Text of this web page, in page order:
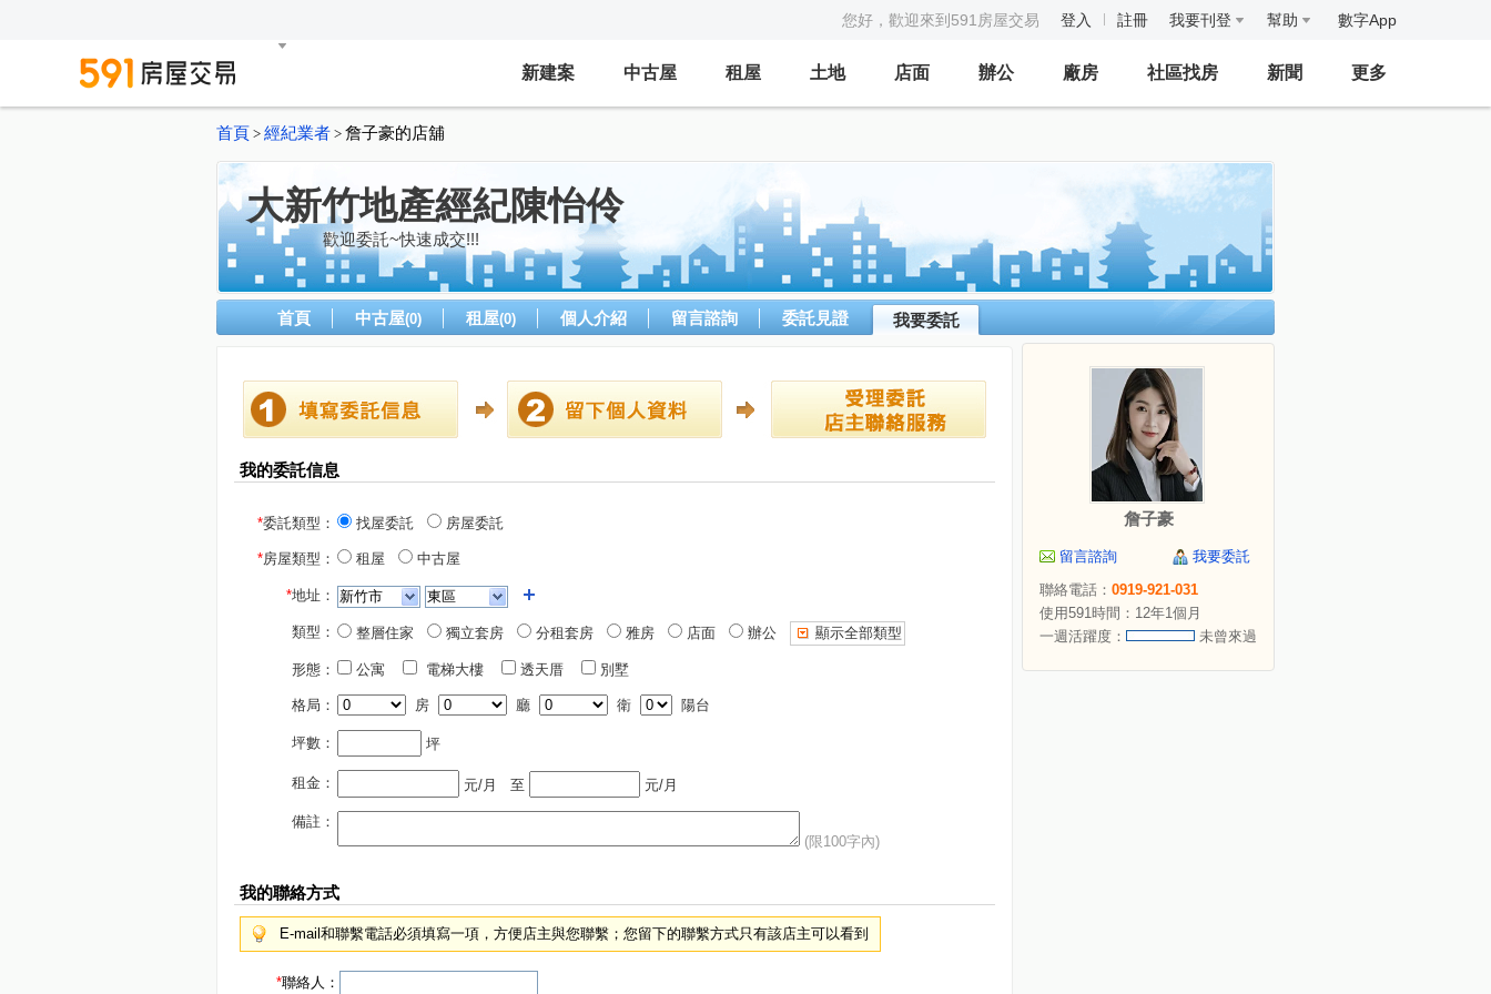
您好，歡迎來到591房屋交易 登入 註冊 我要刊登 幫助 數字App
新建案 中古屋 租屋 土地 店面 辦公 廠房 社區找房 新聞 更多
首頁 > 經紀業者 > 詹子豪的店舖
大新竹地產經紀陳怡伶
歡迎委託~快速成交!!!
首頁 中古屋(0) 租屋(0) 個人介紹 留言諮詢 委託見證 我要委託
我的委託信息
*委託類型： 找屋委託 房屋委託
*房屋類型： 租屋 中古屋
*地址：
類型： 整層住家 獨立套房 分租套房 雅房 店面 辦公 顯示全部類型
形態： 公寓 電梯大樓 透天厝 別墅
格局： 房 廳 衛 陽台
坪數： 坪
租金： 元/月 至 元/月
備註：
(限100字內)
我的聯絡方式
E-mail和聯繫電話必須填寫一項，方便店主與您聯繫；您留下的聯繫方式只有該店主可以看到
*聯絡人：
詹子豪
留言諮詢
我要委託
聯絡電話： 0919-921-031
使用591時間：12年1個月
一週活躍度：
未曾來過